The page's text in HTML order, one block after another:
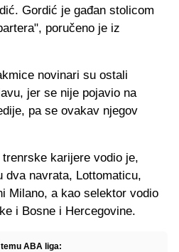
Gordić je gađan stolicom
poručeno je iz
novinari su ostali
jer se nije pojavio na
pa se ovakav njegov
karijere vodio je,
dva navrata, Lottomaticu,
Milano, a kao selektor vodio
i Bosne i Hercegovine.
ABA liga: